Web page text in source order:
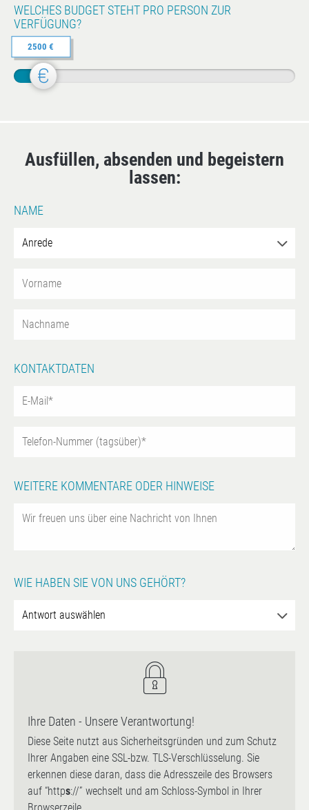
WELCHES BUDGET STEHT PRO PERSON ZUR
VERFÜGUNG?
2500 €
Ausfüllen, absenden und begeistern
lassen:
NAME
KONTAKTDATEN
WEITERE KOMMENTARE ODER HINWEISE
WIE HABEN SIE VON UNS GEHÖRT?
Ihre Daten - Unsere Verantwortung!
Diese Seite nutzt aus Sicherheitsgründen und zum Schutz
Ihrer Angaben eine SSL-bzw. TLS-Verschlüsselung. Sie
erkennen diese daran, dass die Adresszeile des Browsers
auf “https://” wechselt und am Schloss-Symbol in Ihrer